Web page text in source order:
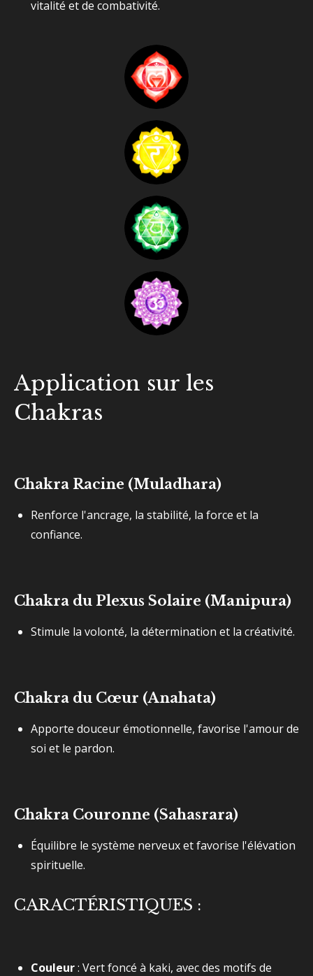
vitalité et de combativité.
Application sur les
Chakras
Chakra Racine (Muladhara)
Renforce l'ancrage, la stabilité, la force et la
confiance.
Chakra du Plexus Solaire (Manipura)
Stimule la volonté, la détermination et la créativité.
Chakra du Cœur (Anahata)
Apporte douceur émotionnelle, favorise l'amour de
soi et le pardon.
Chakra Couronne (Sahasrara)
Équilibre le système nerveux et favorise l'élévation
spirituelle.
CARACTÉRISTIQUES :
Couleur: Vert foncé à kaki, avec des motifs de